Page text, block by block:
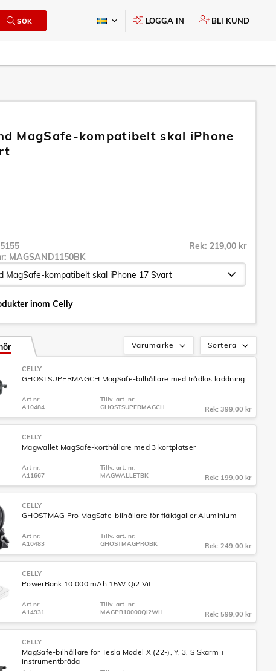
SÖK LOGGA IN BLI KUND
MagSafe-kompatibelt skal iPhone
MAGSAND1150BK
Rek: 219,00 kr
inom Celly
Sortera
Varumärke
CELLY
GHOSTSUPERMAGCH MagSafe-bilhållare med trådlös laddning
Art nr:
A10484
Tillv. art. nr:
GHOSTSUPERMAGCH
Rek: 399,00 kr
CELLY
Magwallet MagSafe-korthållare med 3 kortplatser
Art nr:
A11667
Tillv. art. nr:
MAGWALLETBK
Rek: 199,00 kr
CELLY
GHOSTMAG Pro MagSafe-bilhållare för fläktgaller Aluminium
Art nr:
A10483
Tillv. art. nr:
GHOSTMAGPROBK
Rek: 249,00 kr
CELLY
PowerBank 10.000 mAh 15W Qi2 Vit
Art nr:
A14931
Tillv. art. nr:
MAGPB10000QI2WH
Rek: 599,00 kr
CELLY
MagSafe-bilhållare för Tesla Model X (22-), Y, 3, S Skärm +
instrumentbräda